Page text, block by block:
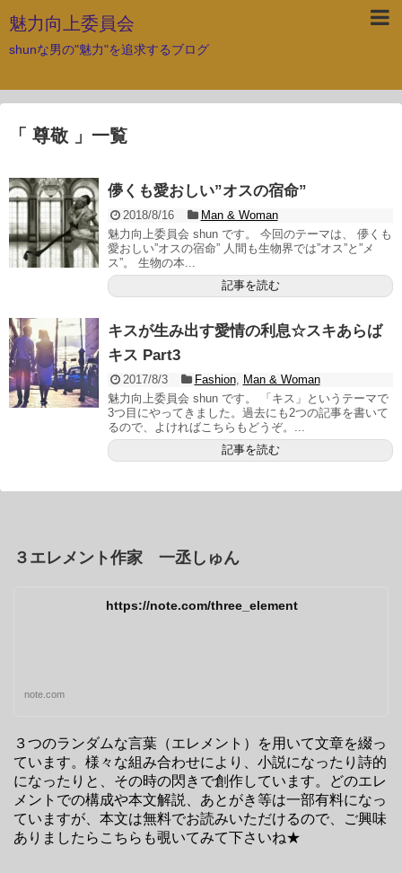
魅力向上委員会
shunな男の"魅力"を追求するブログ
「 尊敬 」一覧
儚くも愛おしい”オスの宿命”
2018/8/16
Man & Woman
魅力向上委員会 shun です。 今回のテーマは、 儚くも
愛おしい”オスの宿命” 人間も生物界では”オス”と”メ
ス”。 生物の本...
記事を読む
キスが生み出す愛情の利息☆スキあらば
キス Part3
2017/8/3 Fashion,
Man & Woman
魅力向上委員会 shun です。 「キス」というテーマで
3つ目にやってきました。過去にも2つの記事を書いて
るので、よければこちらもどうぞ。...
記事を読む
３エレメント作家 一丞しゅん
https://note.com/three_element
note.com
３つのランダムな言葉（エレメント）を用いて文章を綴っ
ています。様々な組み合わせにより、小説になったり詩的
になったりと、その時の閃きで創作しています。どのエレ
メントでの構成や本文解説、あとがき等は一部有料になっ
ていますが、本文は無料でお読みいただけるので、ご興味
ありましたらこちらも覗いてみて下さいね★